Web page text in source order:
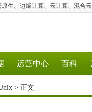
原生、边缘计算、云计算、混合
运营中心 百科
> 正文